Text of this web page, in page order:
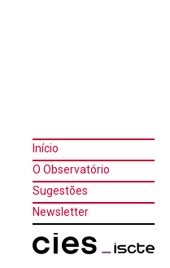
Início
O Observatório
Sugestões
Newsletter